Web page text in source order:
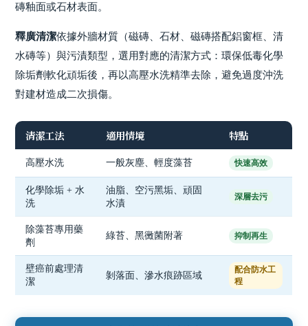
磚釉面或石材表面。
釋廣清潔依據外牆材質（磁磚、石材、磁磚搭配鋁窗框、清
水磚等）與污漬類型，選用對應的清潔方式：環保低毒化學
除垢劑軟化頑垢後，再以高壓水洗精準去除，避免過度沖洗
對建材造成二次損傷。
清潔工法 適用情境 特點
高壓水洗 一般灰塵、輕度藻苔 快速高效
化學除垢 + 水
洗
油脂、空污黑垢、頑固
水漬
深層去污
除藻苔專用藥
劑
綠苔、黑黴菌附著 抑制再生
壁癌前處理清
潔
剝落面、滲水痕跡區域
配合防水工
程